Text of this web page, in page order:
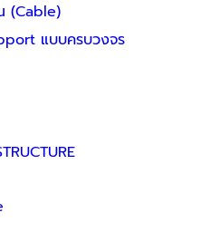
(Cable)
แบบครบวงจร